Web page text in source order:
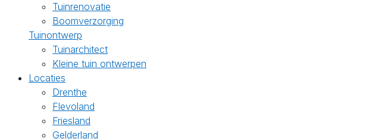
Tuinrenovatie
Boomverzorging
Tuinontwerp
Tuinarchitect
Kleine tuin ontwerpen
Locaties
Drenthe
Flevoland
Friesland
Gelderland